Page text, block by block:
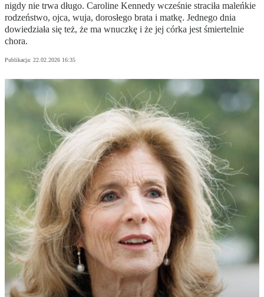
nigdy nie trwa długo. Caroline Kennedy wcześnie straciła maleńkie
rodzeństwo, ojca, wuja, dorosłego brata i matkę. Jednego dnia
dowiedziała się też, że ma wnuczkę i że jej córka jest śmiertelnie
chora.
Publikacja: 22.02.2026 16:35